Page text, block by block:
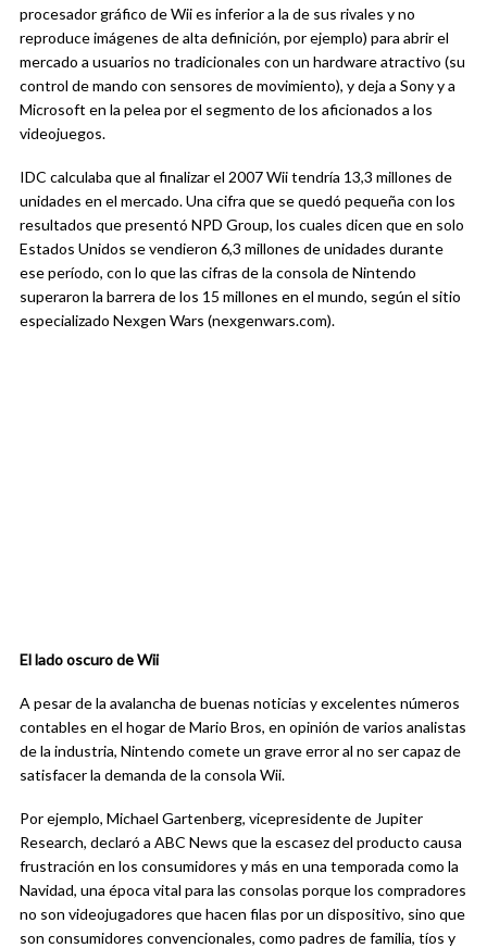
procesador gráfico de Wii es inferior a la de sus rivales y no
reproduce imágenes de alta definición, por ejemplo) para abrir el
mercado a usuarios no tradicionales con un hardware atractivo (su
control de mando con sensores de movimiento), y deja a Sony y a
Microsoft en la pelea por el segmento de los aficionados a los
videojuegos.
IDC calculaba que al finalizar el 2007 Wii tendría 13,3 millones de
unidades en el mercado. Una cifra que se quedó pequeña con los
resultados que presentó NPD Group, los cuales dicen que en solo
Estados Unidos se vendieron 6,3 millones de unidades durante
ese período, con lo que las cifras de la consola de Nintendo
superaron la barrera de los 15 millones en el mundo, según el sitio
especializado Nexgen Wars (nexgenwars.com).
El lado oscuro de Wii
A pesar de la avalancha de buenas noticias y excelentes números
contables en el hogar de Mario Bros, en opinión de varios analistas
de la industria, Nintendo comete un grave error al no ser capaz de
satisfacer la demanda de la consola Wii.
Por ejemplo, Michael Gartenberg, vicepresidente de Jupiter
Research, declaró a ABC News que la escasez del producto causa
frustración en los consumidores y más en una temporada como la
Navidad, una época vital para las consolas porque los compradores
no son videojugadores que hacen filas por un dispositivo, sino que
son consumidores convencionales, como padres de familia, tíos y